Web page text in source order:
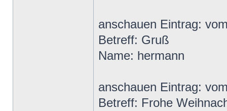
anschauen Eintrag:
Betreff: Gruß
Name: hermann
anschauen Eintrag:
Betreff: Frohe